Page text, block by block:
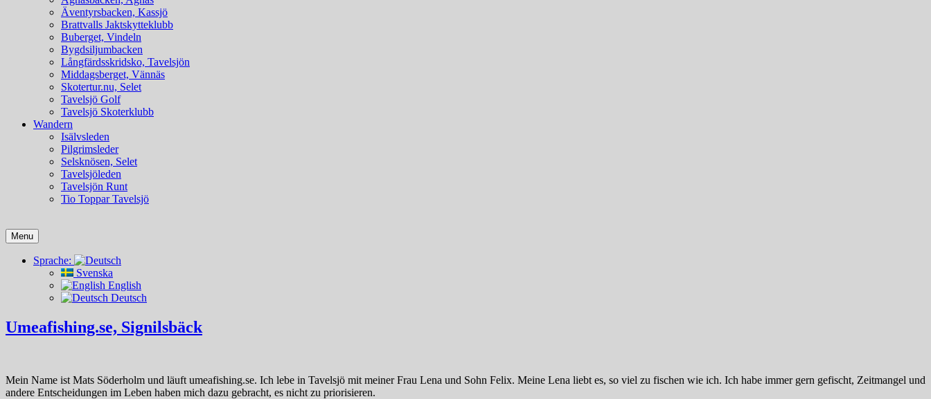
Äventyrsbacken, Kassjö
Brattvalls Jaktskytteklubb
Buberget, Vindeln
Bygdsiljumbacken
Långfärdsskridsko, Tavelsjön
Middagsberget, Vännäs
Skotertur.nu, Selet
Tavelsjö Golf
Tavelsjö Skoterklubb
Wandern
Isälvsleden
Pilgrimsleder
Selsknösen, Selet
Tavelsjöleden
Tavelsjön Runt
Tio Toppar Tavelsjö
Menu
Sprache:
Svenska
English
Deutsch
Umeafishing.se, Signilsbäck
Mein Name ist Mats Söderholm und läuft umeafishing.se. Ich lebe in Tavelsjö mit meiner Frau Lena und Sohn Felix. Meine Lena liebt es, so viel zu fischen wie ich. Ich habe immer gern gefischt, Zeitmangel und
andere Entscheidungen im Leben haben mich dazu gebracht, es nicht zu priorisieren.